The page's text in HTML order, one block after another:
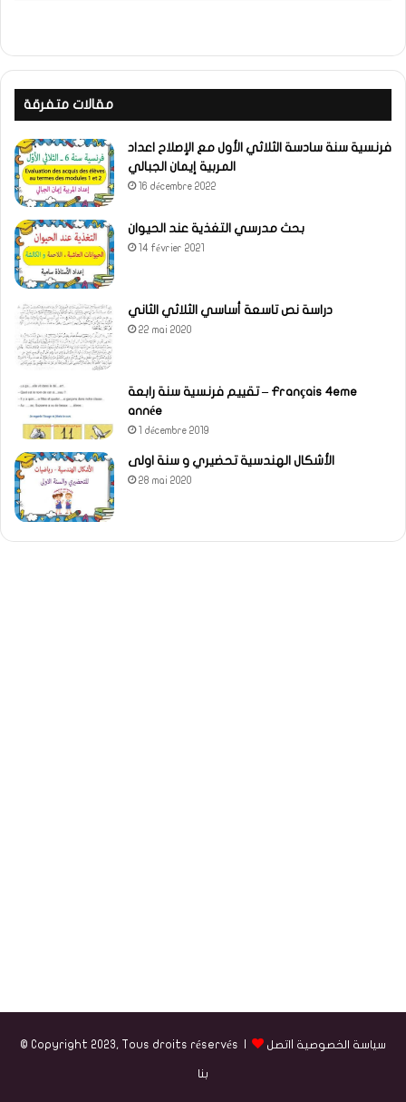
مقالات متفرقة
فرنسية سنة سادسة الثلاثي الأول مع الإصلاح اعداد
المربية إيمان الجبالي
16 décembre 2022
بحث مدرسي التغذية عند الحيوان
14 février 2021
دراسة نص تاسعة أساسي الثلاثي الثاني
22 mai 2020
تقييم فرنسية سنة رابعة – Français 4eme
année
1 décembre 2019
الأشكال الهندسية تحضيري و سنة اولى
28 mai 2020
© Copyright 2023, Tous droits réservés | سياسة الخصوصية اتصل
بنا